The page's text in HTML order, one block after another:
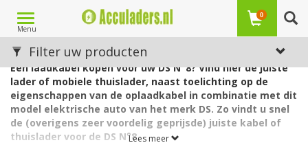
Toggle
navigation
Menu
0
Laadkabels voor de DS N°8
Een laadkabel kopen voor uw DS N°8? Vind hier de juiste
lader of mobiele thuislader, naast toelichting op de
eigenschappen van de oplaadkabel in combinatie met dit
model elektrische auto van het merk DS. Zo vindt u snel
de (overigens zeer voordelig geprijsde) juiste kabel of
thuislader voor de DS N°8.Lees meer
Filter uw producten